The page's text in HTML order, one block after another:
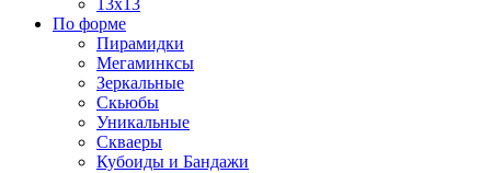
13x13
По форме
Пирамидки
Мегаминксы
Зеркальные
Скьюбы
Уникальные
Скваеры
Кубоиды и Бандажи